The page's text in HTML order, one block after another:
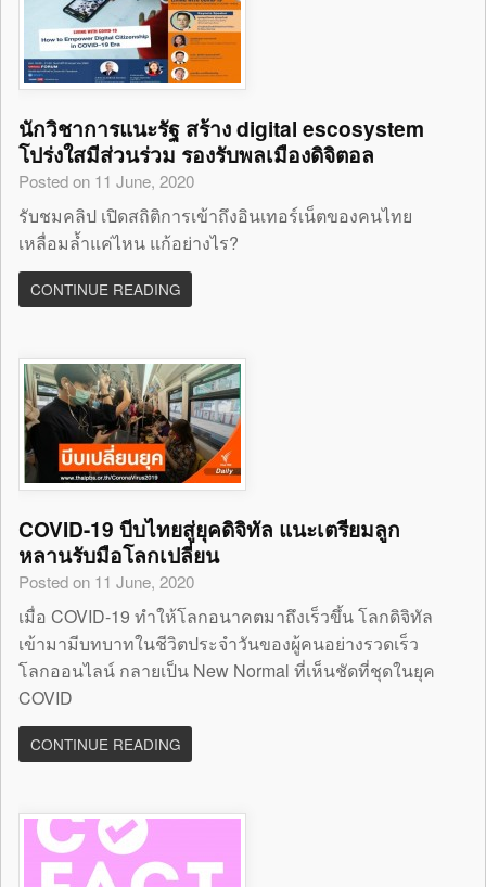
นักวิชาการแนะรัฐ สร้าง digital escosystem
โปร่งใสมีส่วนร่วม รองรับพลเมืองดิจิตอล
Posted on 11 June, 2020
รับชมคลิป เปิดสถิติการเข้าถึงอินเทอร์เน็ตของคนไทย
เหลื่อมล้ำแค่ไหน แก้อย่างไร?
CONTINUE READING
COVID-19 บีบไทยสู่ยุคดิจิทัล แนะเตรียมลูก
หลานรับมือโลกเปลี่ยน
Posted on 11 June, 2020
เมื่อ COVID-19 ทำให้โลกอนาคตมาถึงเร็วขึ้น โลกดิจิทัล
เข้ามามีบทบาทในชีวิตประจำวันของผู้คนอย่างรวดเร็ว
โลกออนไลน์ กลายเป็น New Normal ที่เห็นชัดที่ชุดในยุค
COVID
CONTINUE READING